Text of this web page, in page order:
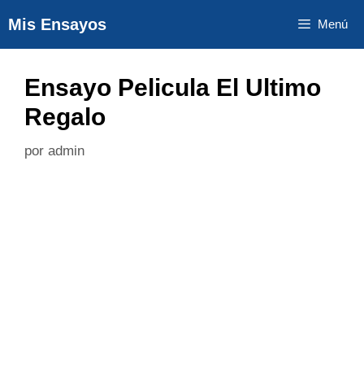
al
contenido
Mis Ensayos Menú
Ensayo Pelicula El Ultimo
Regalo
por admin